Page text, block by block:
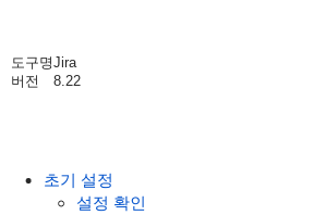
도구명Jira
버전
8.22
초기 설정
설정 확인